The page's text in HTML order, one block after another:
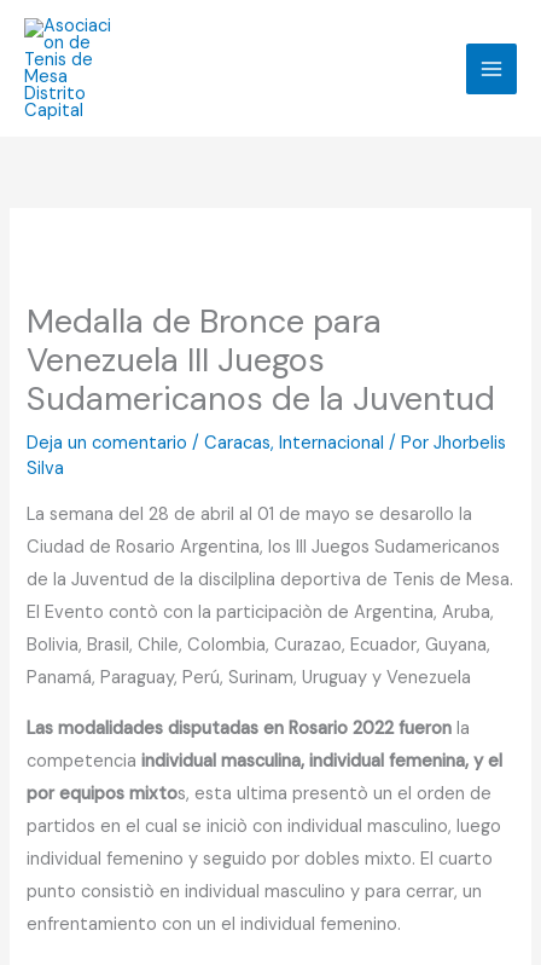
contenido
Medalla de Bronce para
Venezuela III Juegos
Sudamericanos de la Juventud
Deja un comentario /Caracas,Internacional / PorJhorbelis
Silva
La semana del 28 de abril al 01 de mayo se desarollo la
Ciudad de Rosario Argentina, los III Juegos Sudamericanos
de la Juventud de la discilplina deportiva de Tenis de Mesa.
El Evento contò con la participaciòn de Argentina, Aruba,
Bolivia, Brasil, Chile, Colombia, Curazao, Ecuador, Guyana,
Panamá, Paraguay, Perú, Surinam, Uruguay y Venezuela
Las modalidades disputadas en Rosario 2022 fueron la
competenciaindividual masculina, individual femenina, y el
por equipos mixtos, esta ultima presentò un el orden de
partidos en el cual se iniciò con individual masculino, luego
individual femenino y seguido por dobles mixto. El cuarto
punto consistiò en individual masculino y para cerrar, un
enfrentamiento con un el individual femenino.